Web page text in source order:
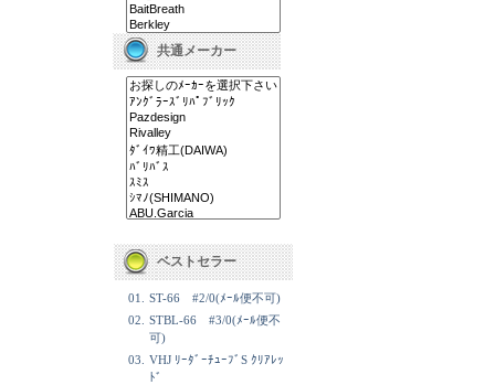
共通メーカー
ベストセラー
01.
ST-66 #2/0(ﾒｰﾙ便不可)
02.
STBL-66 #3/0(ﾒｰﾙ便不
可)
03.
VHJ ﾘｰﾀﾞｰﾁｭｰﾌﾞS ｸﾘｱﾚｯ
ﾄﾞ